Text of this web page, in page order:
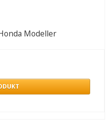
Modeller